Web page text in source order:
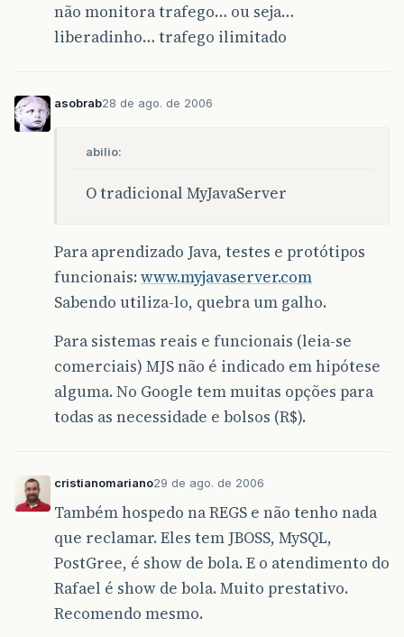
não monitora trafego… ou seja…
liberadinho… trafego ilimitado
asobrab28 de ago. de 2006
abilio:
O tradicional MyJavaServer
Para aprendizado Java, testes e protótipos
funcionais: www.myjavaserver.com
Sabendo utiliza-lo, quebra um galho.
Para sistemas reais e funcionais (leia-se
comerciais) MJS não é indicado em hipótese
alguma. No Google tem muitas opções para
todas as necessidade e bolsos (R$).
cristianomariano29 de ago. de 2006
Também hospedo na REGS e não tenho nada
que reclamar. Eles tem JBOSS, MySQL,
PostGree, é show de bola. E o atendimento do
Rafael é show de bola. Muito prestativo.
Recomendo mesmo.